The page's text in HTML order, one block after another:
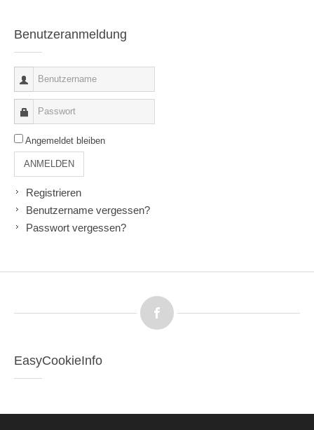
Benutzeranmeldung
Angemeldet bleiben
ANMELDEN
Registrieren
Benutzername vergessen?
Passwort vergessen?
EasyCookieInfo